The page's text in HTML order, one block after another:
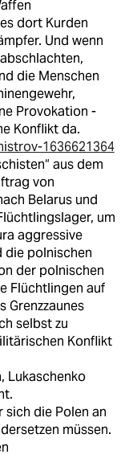
dort Kurden
Und wenn
die Menschen
Provokation -
Konflikt da.
1636621364
aus dem
von
Belarus und
um
aggressive
die polnischen
der polnischen
Flüchtlingen auf
Grenzzaunes
selbst zu
Konflikt
Lukaschenko
die Polen an
müssen.